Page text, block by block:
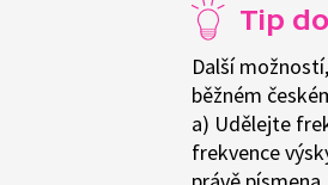
Tip
Další
běžném
a) Udělejte
frekvence